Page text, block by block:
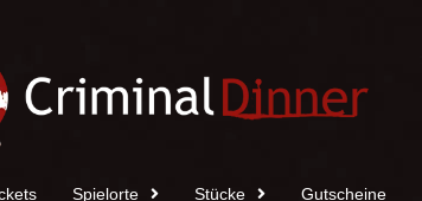
Spielorte Stücke Gutscheine